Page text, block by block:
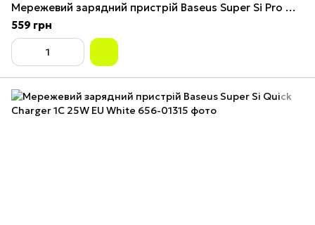
Мережевий зарядний пристрій Baseus Super Si Pro Quick Charger C+U 30W EU Black
559 грн